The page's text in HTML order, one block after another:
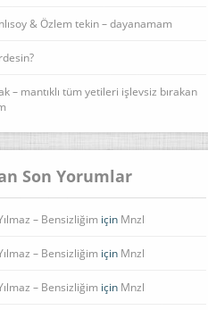
& Özlem tekin – dayanamam
– mantıklı tüm yetileri işlevsiz bırakan
Son Yorumlar
– Bensizliğim için Mnzl
– Bensizliğim için Mnzl
– Bensizliğim için Mnzl